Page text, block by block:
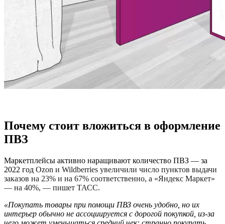
Почему стоит вложиться в оформление
ПВЗ
Маркетплейсы активно наращивают количество ПВЗ — за
2022 год Ozon и Wildberries увеличили число пунктов выдачи
заказов на 23% и на 67% соответственно, а «Яндекс Маркет»
— на 40%, — пишет ТАСС.
«Покупать товары при помощи ПВЗ очень удобно, но их
интерьер обычно не ассоциируется с дорогой покупкой, из-за